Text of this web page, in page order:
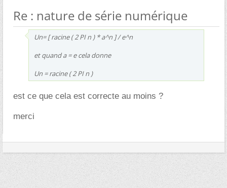
Re : nature de série numérique
Un= [ racine ( 2 PI n ) * a^n ] / e^n
et quand a = e cela donne
Un = racine ( 2 PI n )
est ce que cela est correcte au moins ?
merci